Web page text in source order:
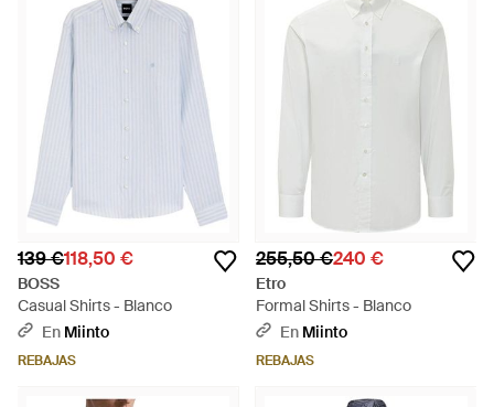
139 €118,50 €
BOSS
Casual Shirts - Blanco
En Miinto
REBAJAS
255,50 €240 €
Etro
Formal Shirts - Blanco
En Miinto
REBAJAS